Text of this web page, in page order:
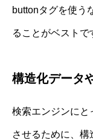
buttonタグを使う
ることがベストで
構造化データ
検索エンジンにと
させるために、